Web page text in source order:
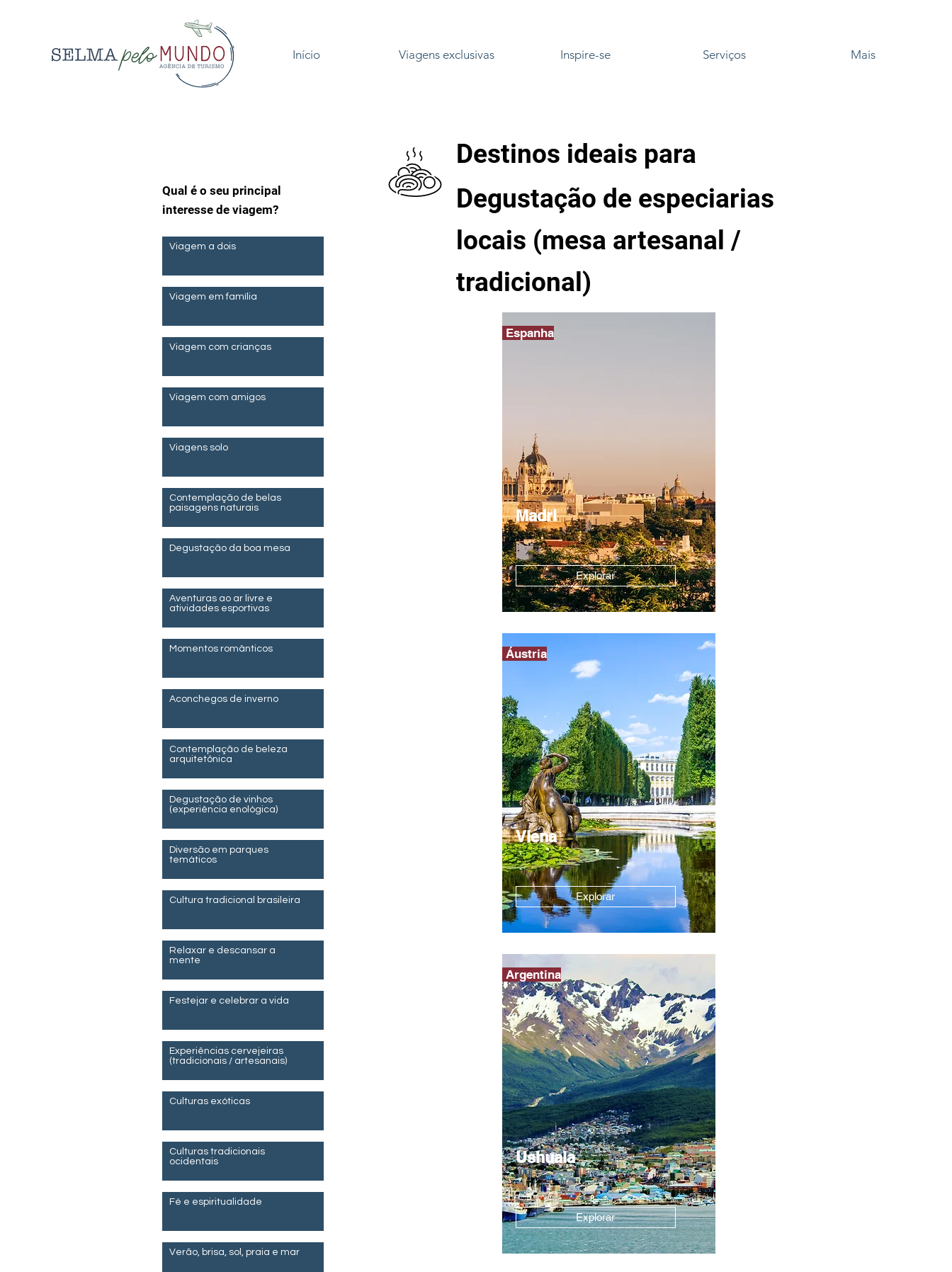
Início Viagens exclusivas Inspire-se Serviços Mais
Qual é o seu principal
interesse de viagem?
Viagem a dois
Viagem em família
Viagem com crianças
Viagem com amigos
Viagens solo
Contemplação de belas
paisagens naturais
Degustação da boa mesa
Aventuras ao ar livre e
atividades esportivas
Momentos românticos
Aconchegos de inverno
Contemplação de beleza
arquitetônica
Degustação de vinhos
(experiência enológica)
Diversão em parques
temáticos
Cultura tradicional brasileira
Relaxar e descansar a
mente
Festejar e celebrar a vida
Experiências cervejeiras
(tradicionais / artesanais)
Culturas exóticas
Culturas tradicionais
ocidentais
Fé e espiritualidade
Verão, brisa, sol, praia e mar
Destinos ideais para
Degustação de especiarias
locais (mesa artesanal /
tradicional)
Espanha
Madri
Explorar
Áustria
Viena
Explorar
Argentina
Ushuaia
Explorar